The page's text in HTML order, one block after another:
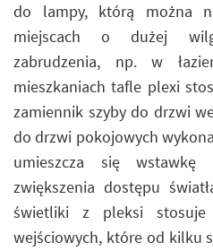
do lampy, którą można
miejscach o dużej
zabrudzenia, np. w
mieszkaniach tafle plexi
zamiennik szyby do drzwi
do drzwi pokojowych
umieszcza się
zwiększenia dostępu
świetliki z pleksi
wejściowych, które od kilku